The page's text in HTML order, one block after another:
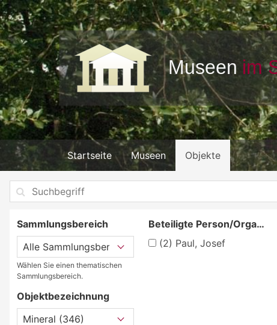
Startseite Museen Objekte
Sammlungsbereich
Wählen Sie einen thematischen
Sammlungsbereich.
Objektbezeichnung
Beteiligte Person/Organisation
(2) Paul, Josef